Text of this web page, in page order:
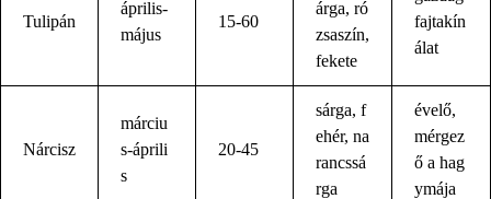
Tulipán
április-
május
15-60
árga, ró
zsaszín,
fekete
fajtakín
álat
Nárcisz
márciu
s-áprili
s
20-45
sárga, f
ehér, na
rancssá
rga
évelő,
mérgez
ő a hag
ymája